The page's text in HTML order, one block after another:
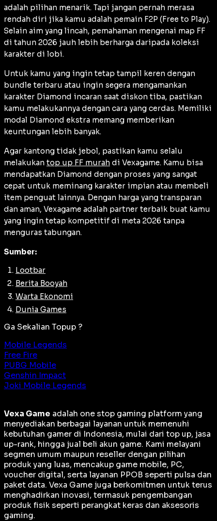
adalah pilihan menarik. Tapi jangan pernah merasa
rendah diri jika kamu adalah pemain F2P (Free to Play).
Selain aim yang lincah, pemahaman mengenai map FF
di tahun 2026 jauh lebih berharga daripada koleksi
karakter di lobi.
Untuk kamu yang ingin tetap tampil keren dengan
bundle terbaru atau ingin segera mengamankan
karakter Diamond incaran saat diskon tiba, pastikan
kamu melakukannya dengan cara yang cerdas. Memiliki
modal Diamond ekstra memang memberikan
keuntungan lebih banyak.
Agar kantong tidak jebol, pastikan kamu selalu
melakukan top up FF murah di Vexagame. Kamu bisa
mendapatkan Diamond dengan proses yang sangat
cepat untuk meminang karakter impian atau membeli
item penguat lainnya. Dengan harga yang transparan
dan aman, Vexagame adalah partner terbaik buat kamu
yang ingin tetap kompetitif di meta 2026 tanpa
menguras tabungan.
Sumber:
Lootbar
Berita Booyah
Warta Ekonomi
Dunia Games
Ga Sekalian Topup ?
Mobile Legends
Free Fire
PUBG Mobile
Genshin Impact
Joki Mobile Legends
Vexa Game adalah one stop gaming platform yang
menyediakan berbagai layanan untuk memenuhi
kebutuhan gamer di Indonesia, mulai dari top up, jasa
up-rank, hingga jual beli akun game. Kami melayani
segmen umum maupun reseller dengan pilihan
produk yang luas, mencakup game mobile, PC,
voucher digital, serta layanan PPOB seperti pulsa dan
paket data. Vexa Game juga berkomitmen untuk terus
menghadirkan inovasi, termasuk pengembangan
produk fisik seperti perangkat keras dan aksesoris
gaming.